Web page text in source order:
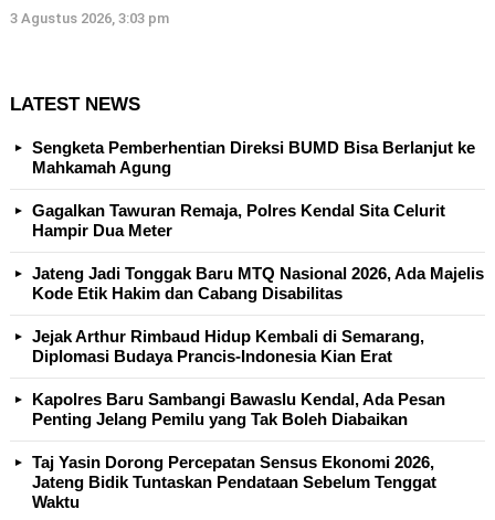
3 Agustus 2026, 3:03 pm
LATEST NEWS
Sengketa Pemberhentian Direksi BUMD Bisa Berlanjut ke
Mahkamah Agung
Gagalkan Tawuran Remaja, Polres Kendal Sita Celurit
Hampir Dua Meter
Jateng Jadi Tonggak Baru MTQ Nasional 2026, Ada Majelis
Kode Etik Hakim dan Cabang Disabilitas
Jejak Arthur Rimbaud Hidup Kembali di Semarang,
Diplomasi Budaya Prancis-Indonesia Kian Erat
Kapolres Baru Sambangi Bawaslu Kendal, Ada Pesan
Penting Jelang Pemilu yang Tak Boleh Diabaikan
Taj Yasin Dorong Percepatan Sensus Ekonomi 2026,
Jateng Bidik Tuntaskan Pendataan Sebelum Tenggat
Waktu